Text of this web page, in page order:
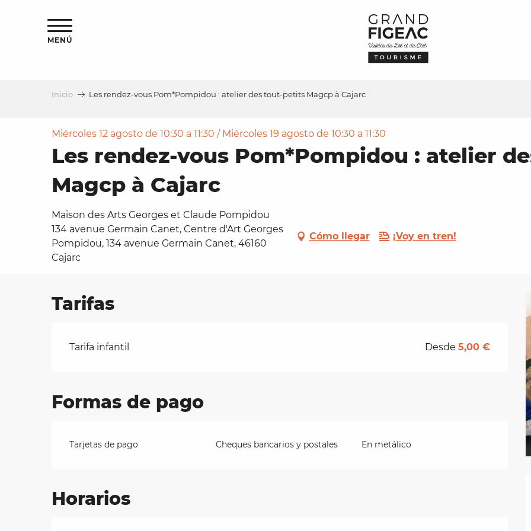
MENÚ
Inicio Les rendez-vous Pom*Pompidou : atelier des tout-petits Magcp à Cajarc
Miércoles 12 agosto de 10:30 a 11:30 / Miércoles 19 agosto de 10:30 a 11:30
Les rendez-vous Pom*Pompidou : atelier
Magcp à Cajarc
Maison des Arts Georges et Claude Pompidou
134 avenue Germain Canet, Centre d'Art Georges
Pompidou, 134 avenue Germain Canet, 46160
Cajarc
Cómo llegar ¡Voy en tren!
Tarifas
Tarifas 2026
Tarifa infantil Desde5,00 €
Formas de pago
Tarjetas de pago Cheques bancarios y postales En metálico
Horarios